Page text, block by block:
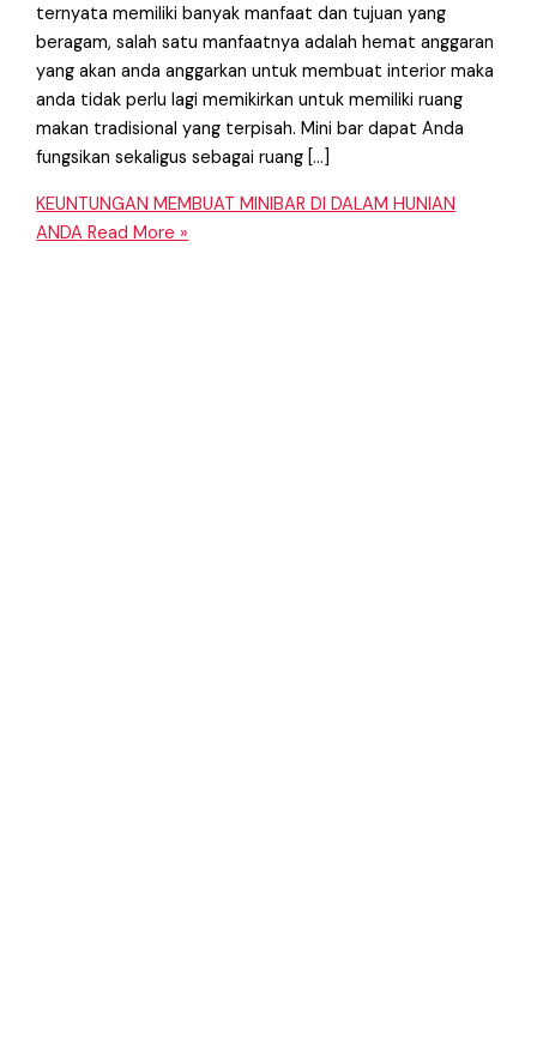
ternyata memiliki banyak manfaat dan tujuan yang
beragam, salah satu manfaatnya adalah hemat anggaran
yang akan anda anggarkan untuk membuat interior maka
anda tidak perlu lagi memikirkan untuk memiliki ruang
makan tradisional yang terpisah. Mini bar dapat Anda
fungsikan sekaligus sebagai ruang […]
KEUNTUNGAN MEMBUAT MINIBAR DI DALAM HUNIAN
ANDA Read More »